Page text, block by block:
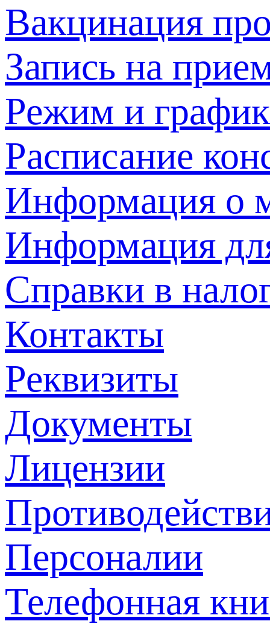
Вакцинация
Запись на
Режим и
Расписание
Информация о
Информация
Справки в
Контакты
Реквизиты
Документы
Лицензии
Персоналии
Телефонная